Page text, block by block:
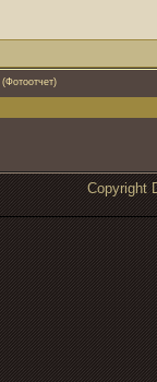
(Фотоотчет)
Copyright